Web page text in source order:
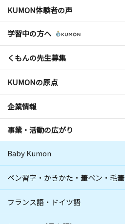
KUMON体験者の声
学習中の方へ
くもんの先生募集
KUMONの原点
企業情報
事業・活動の広がり
Baby Kumon
ペン習字・かきかた・筆ペン・毛筆
フランス語・ドイツ語